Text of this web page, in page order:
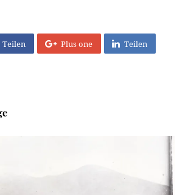
Teilen Plus one Teilen